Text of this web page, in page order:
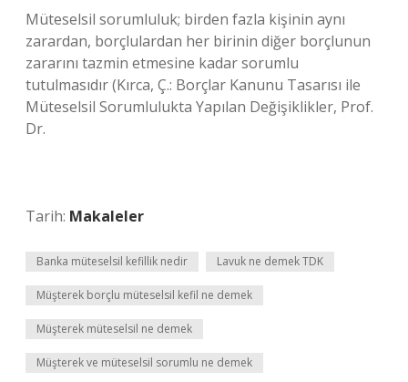
Müteselsil sorumluluk; birden fazla kişinin aynı
zarardan, borçlulardan her birinin diğer borçlunun
zararını tazmin etmesine kadar sorumlu
tutulmasıdır (Kırca, Ç.: Borçlar Kanunu Tasarısı ile
Müteselsil Sorumlulukta Yapılan Değişiklikler, Prof.
Dr.
Tarih: Makaleler
Banka müteselsil kefillik nedir Lavuk ne demek TDK
Müşterek borçlu müteselsil kefil ne demek
Müşterek müteselsil ne demek
Müşterek ve müteselsil sorumlu ne demek